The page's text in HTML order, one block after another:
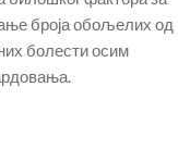
броја обољелих од
болести осим